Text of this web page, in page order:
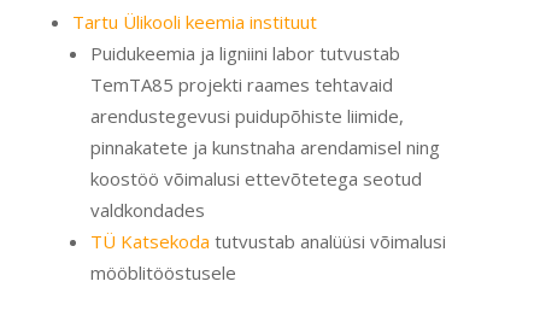
Tartu Ülikooli keemia instituut
Puidukeemia ja ligniini labor tutvustab
TemTA85 projekti raames tehtavaid
arendustegevusi puidupõhiste liimide,
pinnakatete ja kunstnaha arendamisel ning
koostöö võimalusi ettevõtetega seotud
valdkondades
TÜ Katsekoda tutvustab analüüsi võimalusi
mööblitööstusele